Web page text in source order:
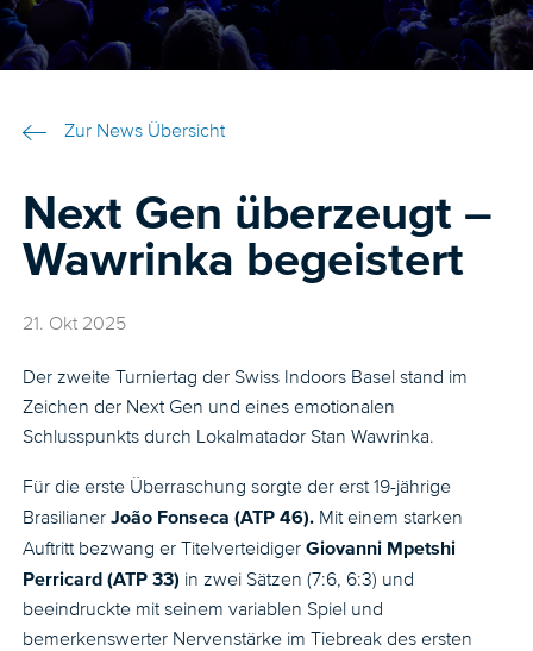
Zur News Übersicht
Next Gen überzeugt –
Wawrinka begeistert
21. Okt 2025
Der zweite Turniertag der Swiss Indoors Basel stand im
Zeichen der Next Gen und eines emotionalen
Schlusspunkts durch Lokalmatador Stan Wawrinka.
Für die erste Überraschung sorgte der erst 19-jährige
Brasilianer João Fonseca (ATP 46). Mit einem starken
Auftritt bezwang er Titelverteidiger Giovanni Mpetshi
Perricard (ATP 33) in zwei Sätzen (7:6, 6:3) und
beeindruckte mit seinem variablen Spiel und
bemerkenswerter Nervenstärke im Tiebreak des ersten